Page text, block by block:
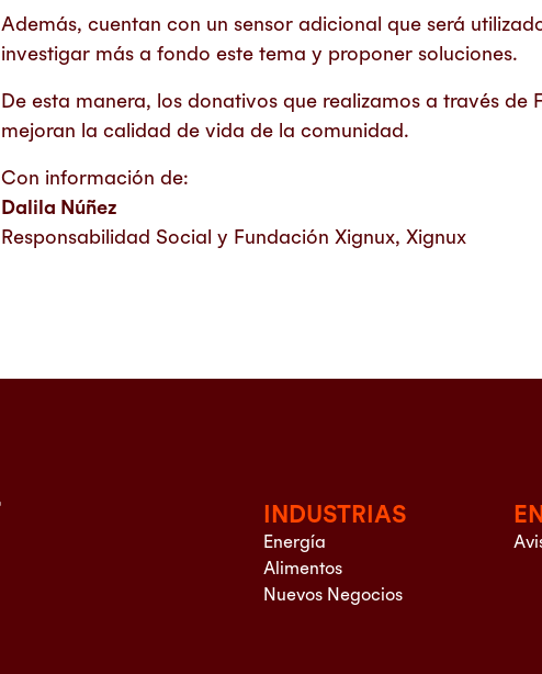
Además, cuentan con un sensor adicional que será
investigar más a fondo este tema y proponer soluciones.
De esta manera, los donativos que realizamos a través de
mejoran la calidad de vida de la comunidad.
Con información de:
Dalila Núñez
Responsabilidad Social y Fundación Xignux, Xignux
INDUSTRIAS
Energía
Alimentos
Nuevos Negocios